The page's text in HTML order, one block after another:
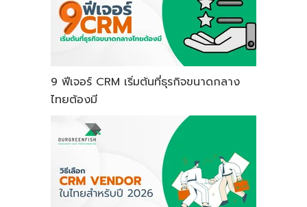
9 ฟีเจอร์ CRM เริ่มต้นที่ธุรกิจขนาดกลาง
ไทยต้องมี